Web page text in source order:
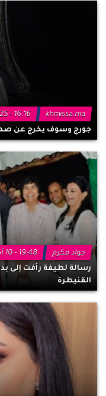
khmissa.ma
16:16 - 25 يناير 2023
جورج وسوف يخرج عن
جواد مكرم
19:48 - 10 أكتوبر 2022
رسالة لطيفة رأفت إلى
القنيطرة